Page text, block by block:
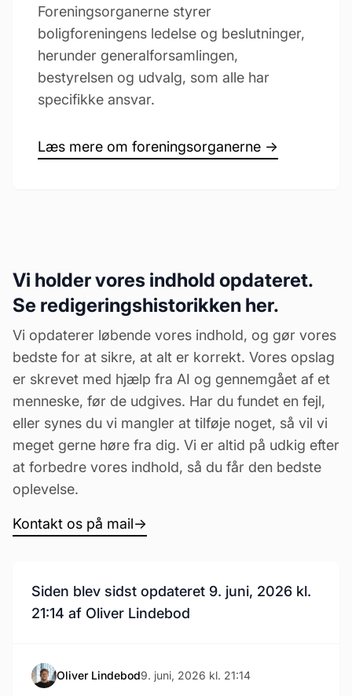
Foreningsorganerne styrer
boligforeningens ledelse og beslutninger,
herunder generalforsamlingen,
bestyrelsen og udvalg, som alle har
specifikke ansvar.
Læs mere om foreningsorganerne →
Vi holder vores indhold opdateret.
Se redigeringshistorikken her.
Vi opdaterer løbende vores indhold, og gør vores
bedste for at sikre, at alt er korrekt. Vores opslag
er skrevet med hjælp fra AI og gennemgået af et
menneske, før de udgives. Har du fundet en fejl,
eller synes du vi mangler at tilføje noget, så vil vi
meget gerne høre fra dig. Vi er altid på udkig efter
at forbedre vores indhold, så du får den bedste
oplevelse.
Kontakt os på mail→
Siden blev sidst opdateret 9. juni, 2026 kl.
21:14 af Oliver Lindebod
Oliver Lindebod9. juni, 2026 kl. 21:14